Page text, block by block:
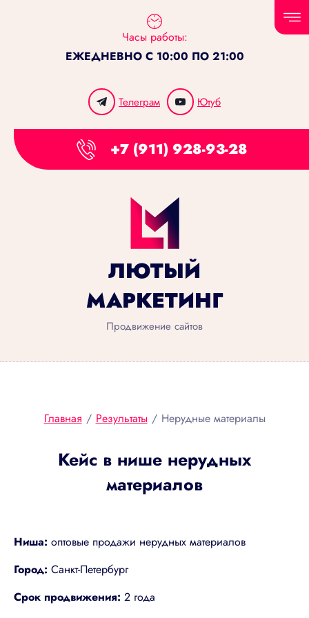
Часы работы:
ЕЖЕДНЕВНО С 10:00 ПО 21:00
Телеграм Ютуб
+7 (911) 928-93-28
ЛЮТЫЙ
МАРКЕТИНГ
Продвижение сайтов
Главная / Результаты / Нерудные материалы
Кейс в нише нерудных
материалов
Ниша: оптовые продажи нерудных материалов
Город: Санкт-Петербург
Срок продвижения: 2 года